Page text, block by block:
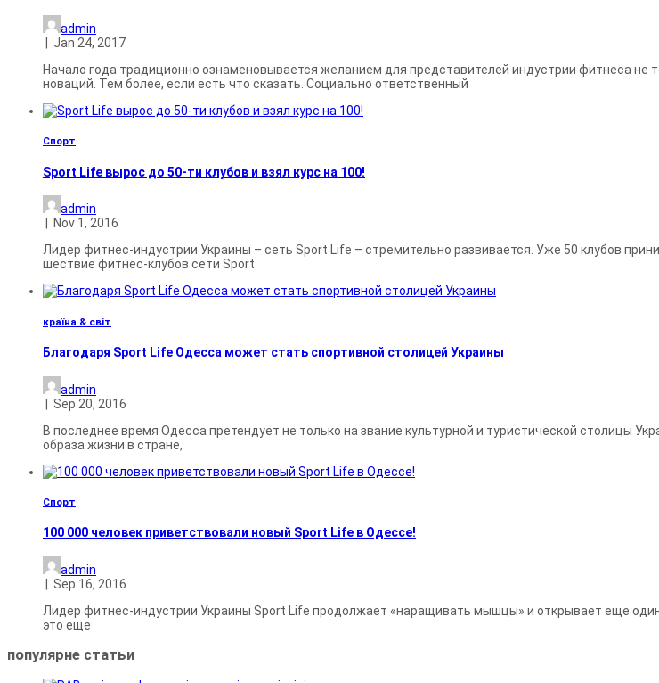
admin
Jan 24, 2017
Начало года традиционно ознаменовывается желанием для представителей индустрии фитнеса не
новаций. Тем более, если есть что сказать. Социально ответственный
Спорт
Sport Life вырос до 50-ти клубов и взял курс на 100!
admin
Nov 1, 2016
Лидер фитнес-индустрии Украины – сеть Sport Life – стремительно развивается. Уже 50 клубов
шествие фитнес-клубов сети Sport
країна & світ
Благодаря Sport Life Одесса может стать спортивной столицей Украины
admin
Sep 20, 2016
В последнее время Одесса претендует не только на звание культурной и туристической столицы
образа жизни в стране,
Спорт
100 000 человек приветствовали новый Sport Life в Одессе!
admin
Sep 16, 2016
Лидер фитнес-индустрии Украины Sport Life продолжает «наращивать мышцы» и открывает еще
это еще
популярне статьи